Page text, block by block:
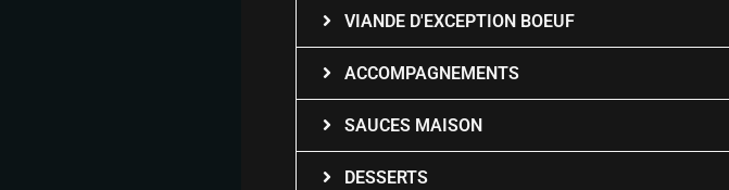
VIANDE D'EXCEPTION BOEUF
ACCOMPAGNEMENTS
SAUCES MAISON
DESSERTS